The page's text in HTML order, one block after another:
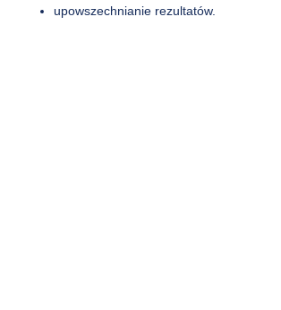
upowszechnianie rezultatów.